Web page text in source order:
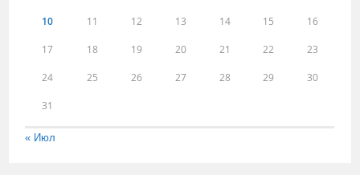
10 11 12 13 14 15 16
17 18 19 20 21 22 23
24 25 26 27 28 29 30
31
« Июл